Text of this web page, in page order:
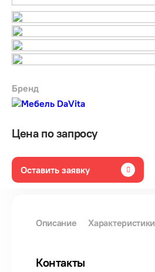
Бренд
Цена по запросу
Оставить заявку
Описание Характеристики
Контакты